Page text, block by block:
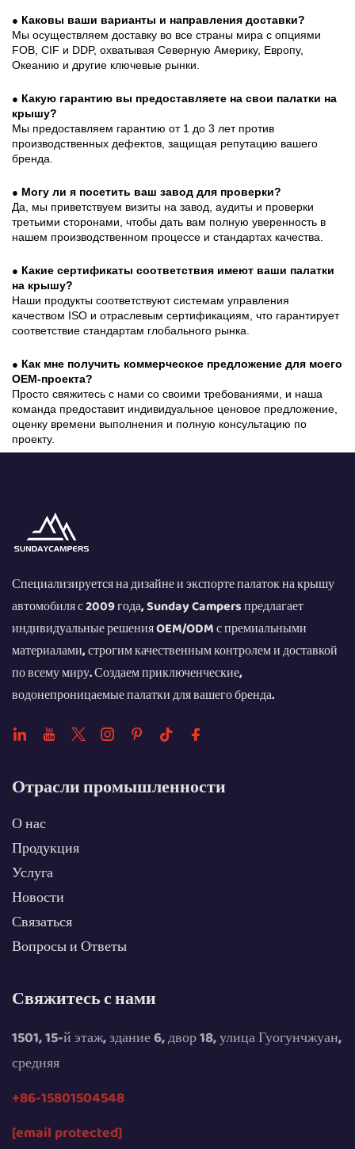
● Каковы ваши варианты и направления доставки?
Мы осуществляем доставку во все страны мира с опциями
FOB, CIF и DDP, охватывая Северную Америку, Европу,
Океанию и другие ключевые рынки.
● Какую гарантию вы предоставляете на свои палатки на
крышу?
Мы предоставляем гарантию от 1 до 3 лет против
производственных дефектов, защищая репутацию вашего
бренда.
● Могу ли я посетить ваш завод для проверки?
Да, мы приветствуем визиты на завод, аудиты и проверки
третьими сторонами, чтобы дать вам полную уверенность в
нашем производственном процессе и стандартах качества.
● Какие сертификаты соответствия имеют ваши палатки
на крышу?
Наши продукты соответствуют системам управления
качеством ISO и отраслевым сертификациям, что гарантирует
соответствие стандартам глобального рынка.
● Как мне получить коммерческое предложение для моего
OEM-проекта?
Просто свяжитесь с нами со своими требованиями, и наша
команда предоставит индивидуальное ценовое предложение,
оценку времени выполнения и полную консультацию по
проекту.
Специализируется на дизайне и экспорте палаток на крышу
автомобиля с 2009 года, Sunday Campers предлагает
индивидуальные решения OEM/ODM с премиальными
материалами, строгим качественным контролем и доставкой
по всему миру. Создаем приключенческие,
водонепроницаемые палатки для вашего бренда.
Отрасли промышленности
О нас
Продукция
Услуга
Новости
Связаться
Вопросы и Ответы
Свяжитесь с нами
1501, 15-й этаж, здание 6, двор 18, улица Гуогунчжуан,
средняя
+86-15801504548
[email protected]